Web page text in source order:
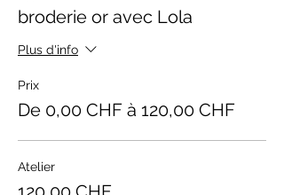
broderie or avec Lola
Plus d'info
Prix
De 0,00 CHF à 120,00 CHF
Atelier